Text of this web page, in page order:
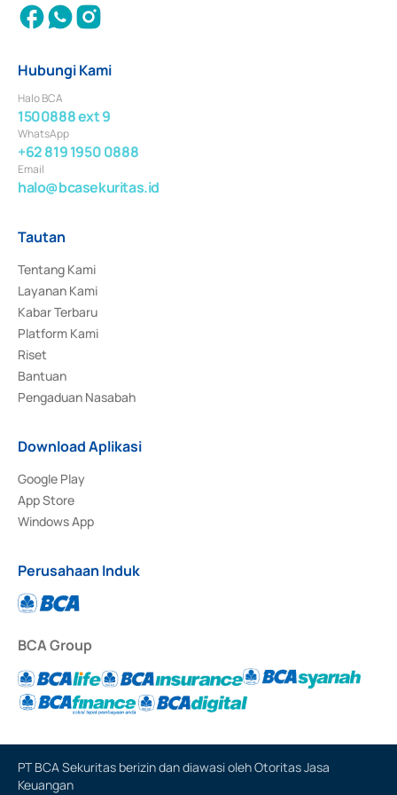
Hubungi Kami
Halo BCA
1500888 ext 9
WhatsApp
+62 819 1950 0888
Email
halo@bcasekuritas.id
Tautan
Tentang Kami
Layanan Kami
Kabar Terbaru
Platform Kami
Riset
Bantuan
Pengaduan Nasabah
Download Aplikasi
Google Play
App Store
Windows App
Perusahaan Induk
BCA Group
PT BCA Sekuritas berizin dan diawasi oleh Otoritas Jasa
Keuangan